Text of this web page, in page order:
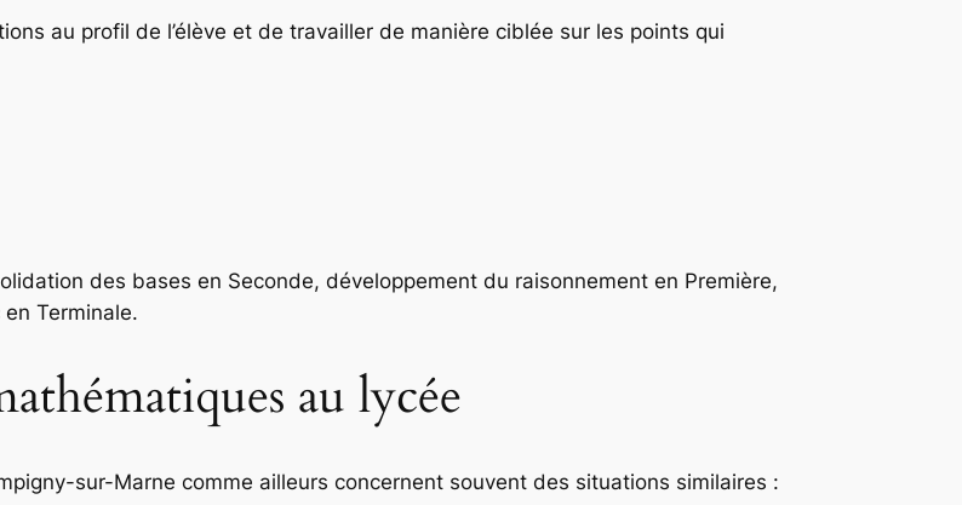
au profil de l’élève et de travailler de manière ciblée sur les points qui
des bases en Seconde, développement du raisonnement en Première,
Terminale.
au lycée
sur-Marne comme ailleurs concernent souvent des situations similaires :